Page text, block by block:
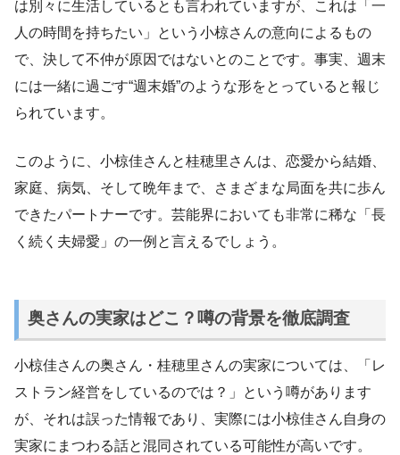
は別々に生活しているとも言われていますが、これは「一
人の時間を持ちたい」という小椋さんの意向によるもの
で、決して不仲が原因ではないとのことです。事実、週末
には一緒に過ごす“週末婚”のような形をとっていると報じ
られています。
このように、小椋佳さんと桂穂里さんは、恋愛から結婚、
家庭、病気、そして晩年まで、さまざまな局面を共に歩ん
できたパートナーです。芸能界においても非常に稀な「長
く続く夫婦愛」の一例と言えるでしょう。
奥さんの実家はどこ？噂の背景を徹底調査
小椋佳さんの奥さん・桂穂里さんの実家については、「レ
ストラン経営をしているのでは？」という噂があります
が、それは誤った情報であり、実際には小椋佳さん自身の
実家にまつわる話と混同されている可能性が高いです。